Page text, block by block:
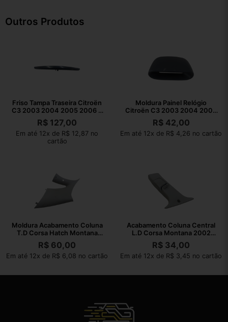
Outros Produtos
Friso Tampa Traseira Citroën
C3 2003 2004 2005 2006 A
2011
R$ 127,00
Em até 12x de R$ 12,87 no
cartão
Moldura Painel Relógio
Citroën C3 2003 2004 2005
2006 A 2011
R$42,00
Em até 12x de R$ 4,26 no cartão
Moldura Acabamento Coluna
T.D Corsa Hatch Montana
02/10
R$ 60,00
Em até 12x de R$ 6,08 no cartão
Acabamento Coluna Central
L.D Corsa Montana 2002
2003 A 2010
R$ 34,00
Em até 12x de R$ 3,45 no cartão